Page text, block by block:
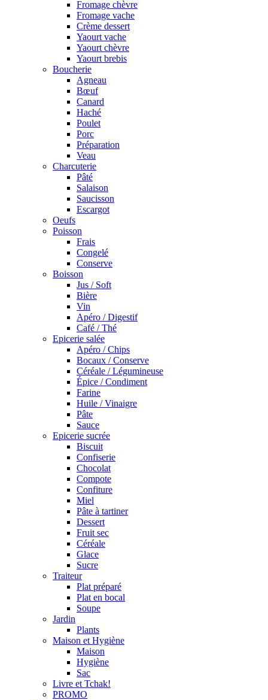
Fromage chèvre
Fromage vache
Crème dessert
Yaourt vache
Yaourt chèvre
Yaourt brebis
Boucherie
Agneau
Bœuf
Canard
Haché
Poulet
Porc
Préparation
Veau
Charcuterie
Pâté
Salaison
Saucisson
Escargot
Oeufs
Poisson
Frais
Congelé
Conserve
Boisson
Jus / Soft
Bière
Vin
Apéro / Digestif
Café / Thé
Epicerie salée
Apéro / Chips
Bocaux / Conserve
Céréale / Légumineuse
Épice / Condiment
Farine
Huile / Vinaigre
Pâte
Sauce
Epicerie sucrée
Biscuit
Confiserie
Chocolat
Compote
Confiture
Miel
Pâte à tartiner
Dessert
Fruit sec
Céréale
Glace
Sucre
Traiteur
Plat préparé
Plat en bocal
Soupe
Jardin
Plants
Maison et Hygiène
Maison
Hygiène
Sac
Livre et Tchak!
PROMO